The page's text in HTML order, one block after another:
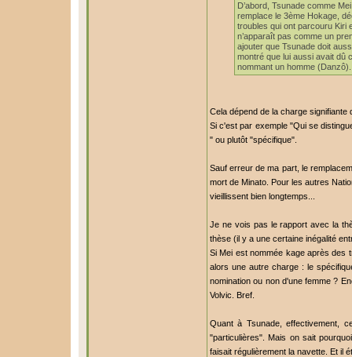
D’abord, Tsunade comme
remplace le 3ème Hokage,
troubles qui ont parcouru Kiri
n’apparaît pas comme un
ajouter que Tsunade doit
montré que lui aussi avait dû
nommant un homme (Danzô).
Cela dépend de la charge
Si c'est par exemple "Qui se
" ou plutôt "spécifique".
Sauf erreur de ma part, le
mort de Minato. Pour les autres
vieillissent bien longtemps...
Je ne vois pas le rapport avec la
thèse (il y a une certaine inégalité
Si Mei est nommée kage après des
alors une autre charge : le
nomination ou non d'une femme ?
Volvic. Bref.
Quant à Tsunade, effectivement,
"particulières". Mais on sait
faisait régulièrement la navette. Et il